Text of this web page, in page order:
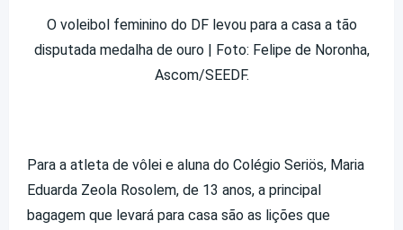
O voleibol feminino do DF levou para a casa a tão
disputada medalha de ouro | Foto: Felipe de Noronha,
Ascom/SEEDF.
Para a atleta de vôlei e aluna do Colégio Seriös, Maria
Eduarda Zeola Rosolem, de 13 anos, a principal
bagagem que levará para casa são as lições que